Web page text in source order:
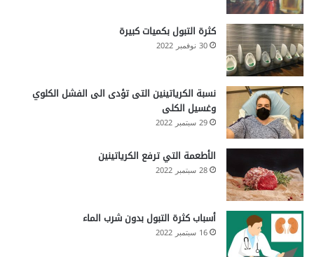
كثرة التبول بكميات كبيرة
30 نوفمبر 2022
نسبة الكرياتينين التى تؤدى الى الفشل الكلوي
وغسيل الكلى
29 سبتمبر 2022
الأطعمة التي ترفع الكرياتينين
28 سبتمبر 2022
أسباب كثرة التبول بدون شرب الماء
16 سبتمبر 2022